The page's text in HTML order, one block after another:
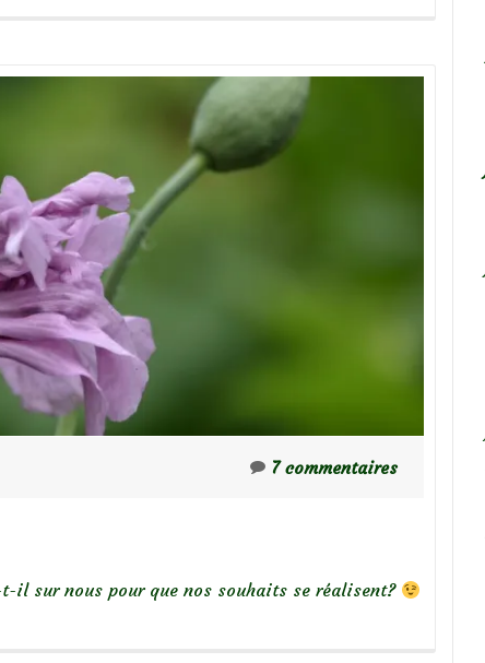
faciles
7 commentaires
il sur nous pour que nos souhaits se réalisent?